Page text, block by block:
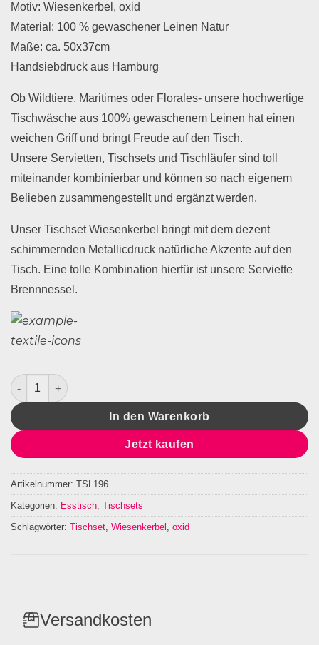
Motiv: Wiesenkerbel, oxid
Material: 100 % gewaschener Leinen Natur
Maße: ca. 50x37cm
Handsiebdruck aus Hamburg
Ob Wildtiere, Maritimes oder Florales- unsere hochwertige
Tischwäsche aus 100% gewaschenem Leinen hat einen
weichen Griff und bringt Freude auf den Tisch.
Unsere Servietten, Tischsets und Tischläufer sind toll
miteinander kombinierbar und können so nach eigenem
Belieben zusammengestellt und ergänzt werden.
Unser Tischset Wiesenkerbel bringt mit dem dezent
schimmernden Metallicdruck natürliche Akzente auf den
Tisch. Eine tolle Kombination hierfür ist unsere Serviette
Brennnessel.
Tischset Leinen Wiesenkerbel Menge
In den Warenkorb
Jetzt kaufen
Artikelnummer: TSL196
Kategorien: Esstisch Tischsets
Schlagwörter: Tischset Wiesenkerbel oxid
Versandkosten